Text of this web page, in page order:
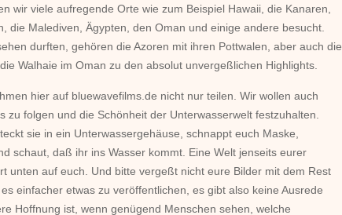
wir viele aufregende Orte wie zum Beispiel Hawaii, die Kanaren,
die Malediven, Ägypten, den Oman und einige andere besucht.
durften, gehören die Azoren mit ihren Pottwalen, aber auch die
Walhaie im Oman zu den absolut unvergeßlichen Highlights.
hier auf bluewavefilms.de nicht nur teilen. Wir wollen auch
zu folgen und die Schönheit der Unterwasserwelt festzuhalten.
sie in ein Unterwassergehäuse, schnappt euch Maske,
schaut, daß ihr ins Wasser kommt. Eine Welt jenseits eurer
unten auf euch. Und bitte vergeßt nicht eure Bilder mit dem Rest
einfacher etwas zu veröffentlichen, es gibt also keine Ausrede
Hoffnung ist, wenn genügend Menschen sehen, welche